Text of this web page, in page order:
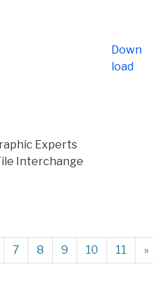
Experts
Interchange
Down
load
7 8 9 10 11 »